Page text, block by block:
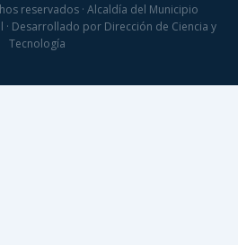
reservados · Alcaldía del Municipio
· Desarrollado por Dirección de Ciencia y
Tecnología